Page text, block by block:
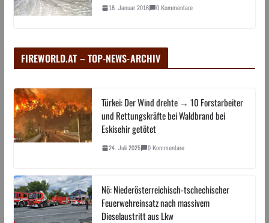
18. Januar 2016 0 Kommentare
FIREWORLD.AT – TOP-NEWS-ARCHIV
Türkei: Der Wind drehte → 10 Forstarbeiter
und Rettungskräfte bei Waldbrand bei
Eskisehir getötet
24. Juli 2025 0 Kommentare
Nö: Niederösterreichisch-tschechischer
Feuerwehreinsatz nach massivem
Dieselaustritt aus Lkw